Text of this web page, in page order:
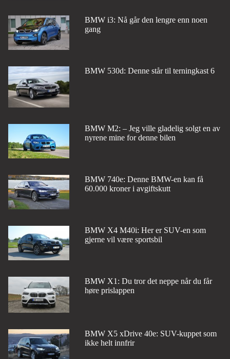
BMW i3: Nå går den lengre enn noen
gang
BMW 530d: Denne står til terningkast 6
BMW M2: – Jeg ville gladelig solgt en av
nyrene mine for denne bilen
BMW 740e: Denne BMW-en kan få
60.000 kroner i avgiftskutt
BMW X4 M40i: Her er SUV-en som
gjerne vil være sportsbil
BMW X1: Du tror det neppe når du får
høre prislappen
BMW X5 xDrive 40e: SUV-kuppet som
ikke helt innfrir